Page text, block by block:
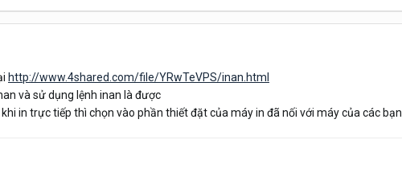
http://www.4shared.com/file/YRwTeVPS/inan.html
và sử dụng lệnh inan là được
in trực tiếp thì chọn vào phần thiết đặt của máy in đã nối với máy của các bạn